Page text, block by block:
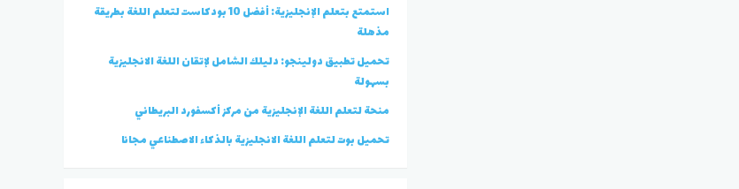
استمتع بتعلم الإنجليزية: أفضل 10 بودكاست لتعلم اللغة بطريقة
مذهلة
تحميل تطبيق دولينجو: دليلك الشامل لإتقان اللغة الانجليزية
بسهولة
منحة لتعلم اللغة الإنجليزية من مركز أكسفورد البريطاني
تحميل بوت لتعلم اللغة الانجليزية بالذكاء الاصطناعي مجانا